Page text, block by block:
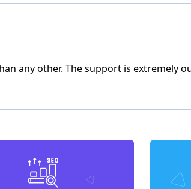
any other. The support is extremely